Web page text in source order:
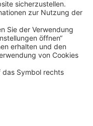
und Warnungen
Öffentliche Stellen
Sachaufgabe
Zielsetzung und ihren
konkret
so die Markt- und
) =ZD2019,235
angenommen werden,
and shaming"). Den
auf dem Markt